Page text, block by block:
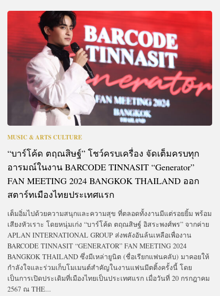
MUSIC & ARTS CULTURE
“บาร์โค้ด ตฤณสิษฐ์” โชว์ครบเครื่อง จัดเต็มครบทุก
อารมณ์ในงาน BARCODE TINNASIT “Generator”
FAN MEETING 2024 BANGKOK THAILAND ออก
สตาร์ทเมืองไทยประเทศแรก
เต็มอิ่มไปด้วยความสนุกและความสุข ที่ตลอดทั้งงานมีแต่รอยยิ้ม พร้อม
เสียงหัวเราะ โดยหนุ่มเก่ง “บาร์โค้ด ตฤณสิษฐ์ อิสระพงศ์พร” จากค่าย
APLAN INTERNATIONAL GROUP ส่งพลังอันล้นเหลือเพื่องาน
BARCODE TINNASIT “GENERATOR” FAN MEETING 2024
BANGKOK THAILAND ซึ่งมีเหล่ายูนิต (ชื่อเรียกแฟนคลับ) มาคอยให้
กำลังใจและร่วมเก็บโมเมนต์สำคัญในงานแฟนมีตติ้งครั้งนี้ โดย
เป็นการเปิดประเดิมที่เมืองไทยเป็นประเทศแรก เมื่อวันที่ 20 กรกฎาคม
2567 ณ THE...